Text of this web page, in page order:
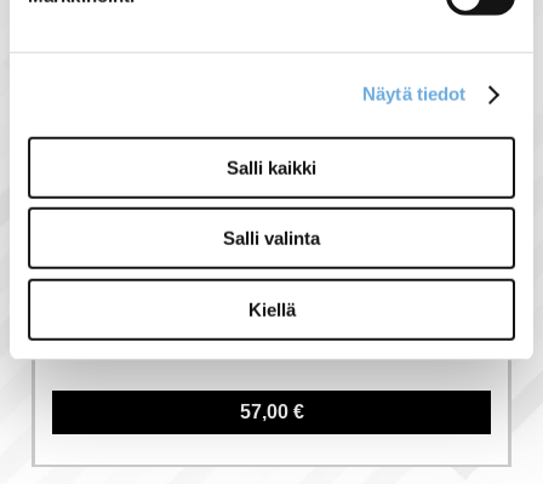
Näytä tiedot
Salli kaikki
Salli valinta
Kiellä
3-NAP C50 Hyundai
johdonsuojakatkaisija
57,00 €